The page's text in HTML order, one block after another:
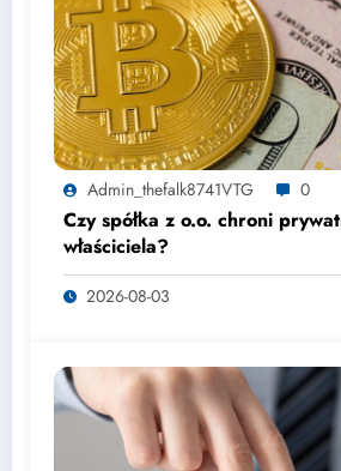
Admin_thefalk8741VTG 0
Czy spółka z o.o. chroni
właściciela?
2026-08-03